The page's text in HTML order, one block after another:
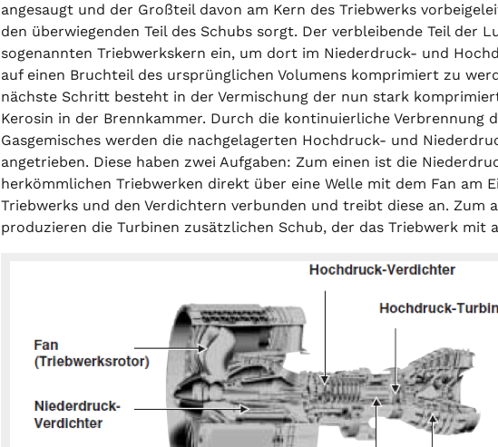
angesaugt und der Großteil davon am Kern des Triebwerks
den überwiegenden Teil des Schubs sorgt. Der verbleibende Teil der
sogenannten Triebwerkskern ein, um dort im Niederdruck- und
auf einen Bruchteil des ursprünglichen Volumens komprimiert zu
nächste Schritt besteht in der Vermischung der nun stark
Kerosin in der Brennkammer. Durch die kontinuierliche Verbrennung
Gasgemisches werden die nachgelagerten Hochdruck- und
angetrieben. Diese haben zwei Aufgaben: Zum einen ist die
herkömmlichen Triebwerken direkt über eine Welle mit dem Fan am
Triebwerks und den Verdichtern verbunden und treibt diese an. Zum
produzieren die Turbinen zusätzlichen Schub, der das Triebwerk mit